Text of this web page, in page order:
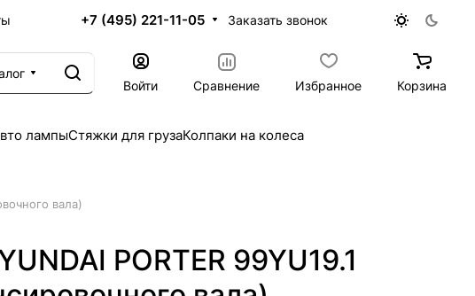
+7 (495) 221-11-05 Заказать звонок
Войти
Сравнение Избранное Корзина
лампыСтяжки для грузаКолпаки на колеса
вала)
PORTER 99YU19.1